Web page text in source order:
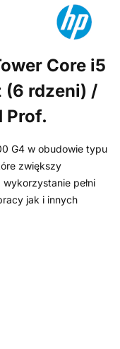
Core i5
(6 rdzeni) /
Prof.
G4 w obudowie typu
zwiększy
pełni
jak i innych